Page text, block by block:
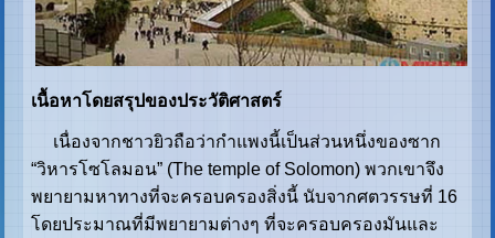
เนื้อหาโดยสรุปของประวัติศาสตร์
เนื่องจากชาวยิวถือว่ากำแพงนี้เป็นส่วนหนึ่งของซาก
“วิหารโซโลมอน” (The temple of Solomon) พวกเขาจึง
พยายามหาทางที่จะครอบครองสิ่งนี้ นับจากศตวรรษที่ 16
โดยประมาณที่มีพยายามต่างๆ ที่จะครอบครองมันและ